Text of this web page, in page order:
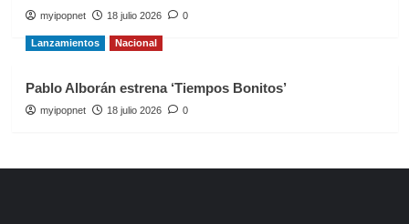
myipopnet 18 julio 2026 0
Lanzamientos Nacional
Pablo Alborán estrena ‘Tiempos Bonitos’
myipopnet 18 julio 2026 0